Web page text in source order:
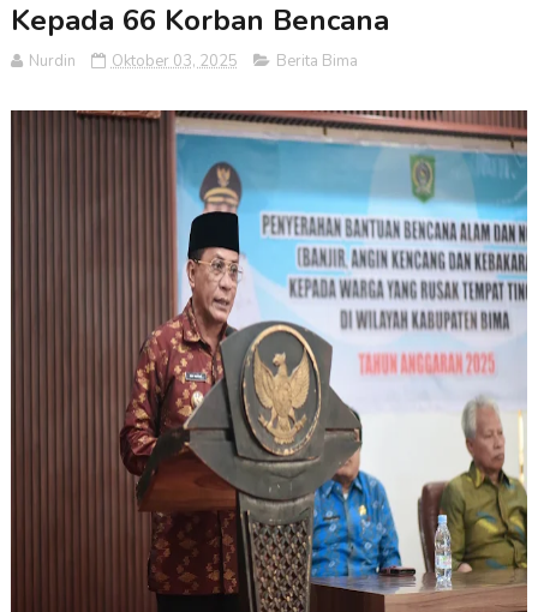
Kepada 66 Korban Bencana
Nurdin Oktober 03, 2025 Berita Bima